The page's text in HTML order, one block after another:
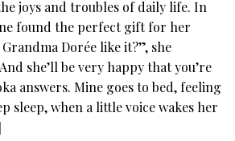
joys and troubles of daily life. In
found the perfect gift for her
Dorée like it?”, she
she’ll be very happy that you’re
answers. Mine goes to bed, feeling
sleep, when a little voice wakes her